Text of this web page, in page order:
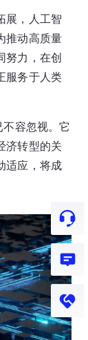
展，人工智
推动高质量
努力，在创
服务于人类
不容忽视。它
济转型的关
适应，将成